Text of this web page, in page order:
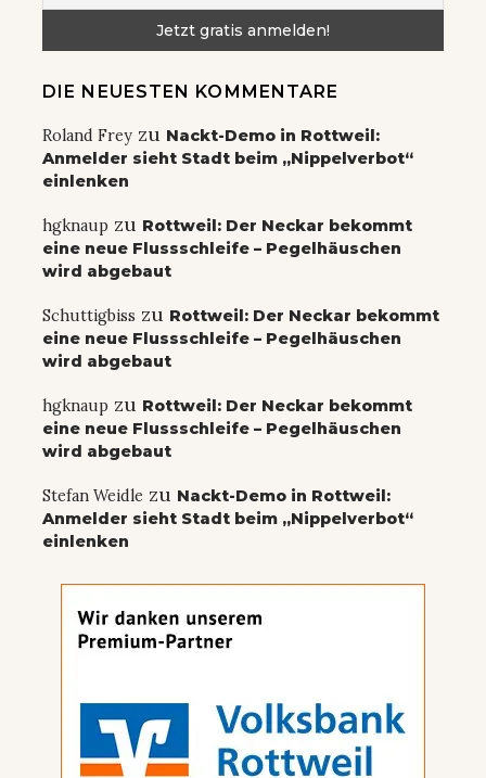
DIE NEUESTEN KOMMENTARE
Roland Frey zu Nackt-Demo in Rottweil:
Anmelder sieht Stadt beim „Nippelverbot“
einlenken
hgknaup zu Rottweil: Der Neckar bekommt
eine neue Flussschleife – Pegelhäuschen
wird abgebaut
Schuttigbiss zu Rottweil: Der Neckar bekommt
eine neue Flussschleife – Pegelhäuschen
wird abgebaut
hgknaup zu Rottweil: Der Neckar bekommt
eine neue Flussschleife – Pegelhäuschen
wird abgebaut
Stefan Weidle zu Nackt-Demo in Rottweil:
Anmelder sieht Stadt beim „Nippelverbot“
einlenken